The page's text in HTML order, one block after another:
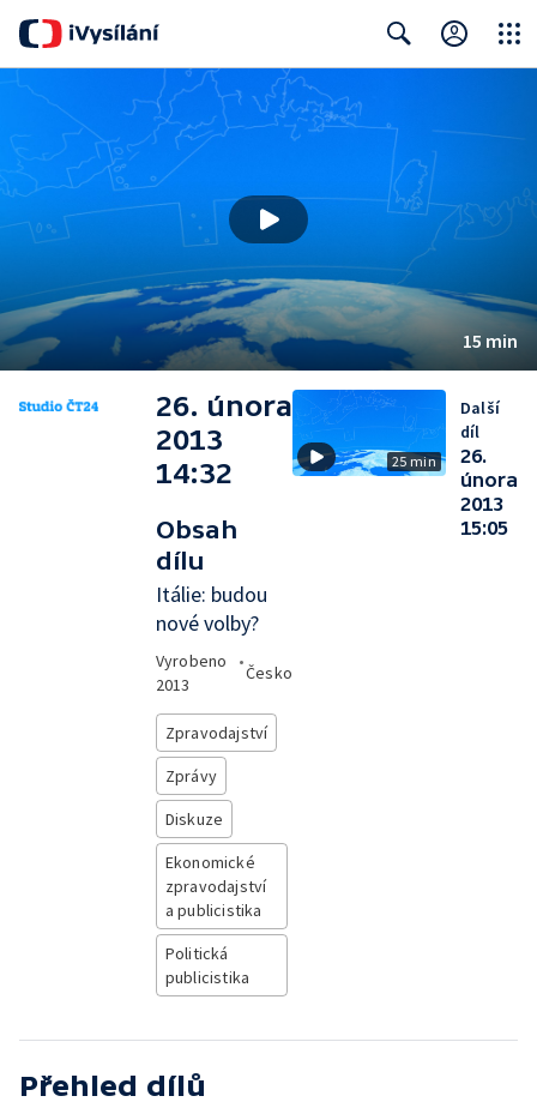
15 min
26. února
2013
14:32
Obsah
dílu
Itálie: budou
nové volby?
Vyrobeno
2013
•
Česko
Zpravodajství
Zprávy
Diskuze
Ekonomické
zpravodajství
a publicistika
Politická
publicistika
25 min
Další
díl
26.
února
2013
15:05
Přehled dílů